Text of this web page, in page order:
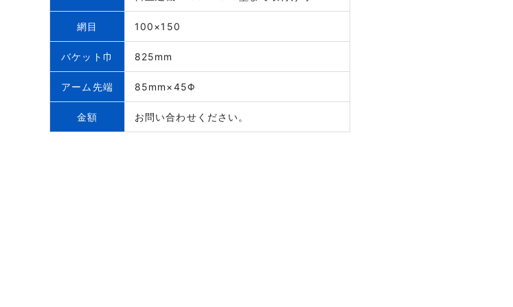
網目 100×150
バケット巾 825mm
アーム先端 85mm×45Φ
金額 お問い合わせください。